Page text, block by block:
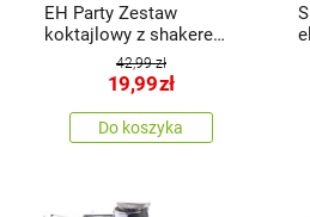
EH Party Zestaw
koktajlowy z shakerem
42,99 zł
19,99zł
Do koszyka